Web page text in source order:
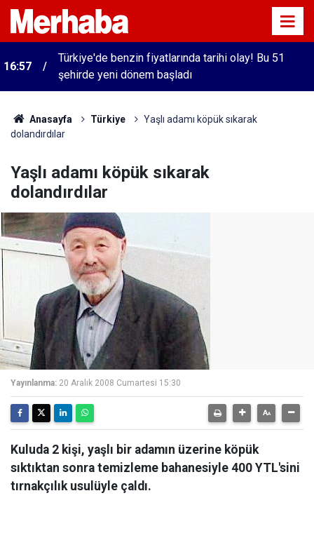
16:57
Türkiye'de benzin fiyatlarında tarihi olay! Bu 51
şehirde yeni dönem başladı
Anasayfa Türkiye
Yaşlı adamı köpük sıkarak
dolandırdılar
Yaşlı adamı köpük sıkarak
dolandırdılar
Yayınlanma: 20 Aralık 2008 Cumartesi 15:30
Kuluda 2 kişi, yaşlı bir adamın üzerine köpük
sıktıktan sonra temizleme bahanesiyle 400 YTL'sini
tırnakçılık usulüyle çaldı.